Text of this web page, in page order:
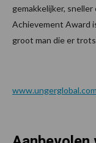
gemakkelijker,
Achievement Award
groot man die er
www.ungerglobal.com